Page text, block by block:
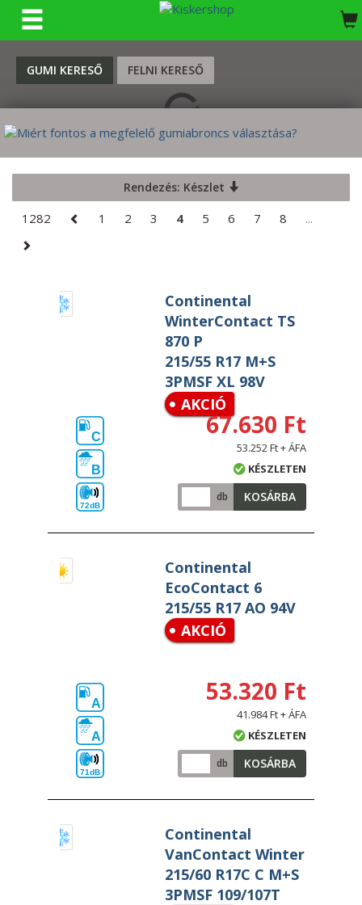
GUMI KERESŐ FELNI KERESŐ
Rendezés: Készlet
1282 1 2 3 4 5 6 7 8 ...
Continental
WinterContact TS
870 P
215/55 R17 M+S
3PMSF XL 98V
AKCIÓ
C
B
72dB
67.630 Ft
53.252 Ft + ÁFA
KÉSZLETEN
db KOSÁRBA
Continental
EcoContact 6
215/55 R17 AO 94V
AKCIÓ
A
A
71dB
53.320 Ft
41.984 Ft + ÁFA
KÉSZLETEN
db KOSÁRBA
Continental
VanContact Winter
215/60 R17C C M+S
3PMSF 109/107T